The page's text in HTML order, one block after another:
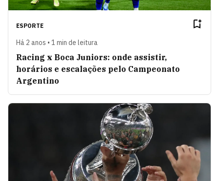
ESPORTE
Há 2 anos • 1 min de leitura
Racing x Boca Juniors: onde assistir,
horários e escalações pelo Campeonato
Argentino